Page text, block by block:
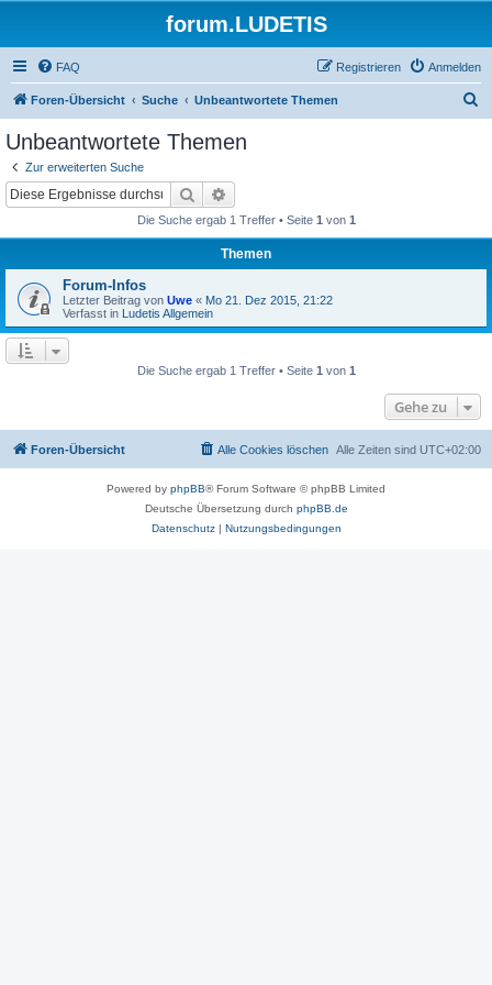
forum.LUDETIS
FAQ Anmelden
Registrieren
Foren-Übersicht Suche Unbeantwortete Themen
Unbeantwortete Themen
Zur erweiterten Suche
Suche
Die Suche ergab 1 Treffer • Seite 1 von 1
Themen
Forum-Infos
Letzter Beitrag von Uwe « Mo 21. Dez 2015, 21:22
Verfasst in Ludetis Allgemein
Die Suche ergab 1 Treffer • Seite 1 von 1
Gehe zu
Foren-Übersicht Alle Zeiten sind UTC+02:00
Alle Cookies löschen
Powered by phpBB® Forum Software © phpBB Limited
Deutsche Übersetzung durch phpBB.de
Datenschutz| Nutzungsbedingungen